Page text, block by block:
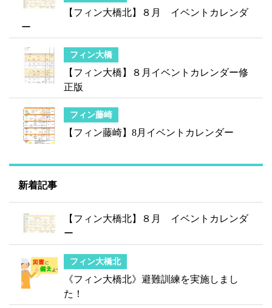
【フィン大橋北】８月 イベントカレンダ
ー
フィン大橋
【フィン大橋】８月イベントカレンダー修
正版
フィン藤崎
【フィン藤崎】8月イベントカレンダー
新着記事
【フィン大橋北】８月 イベントカレンダ
ー
フィン大橋北
《フィン大橋北》避難訓練を実施しまし
た！